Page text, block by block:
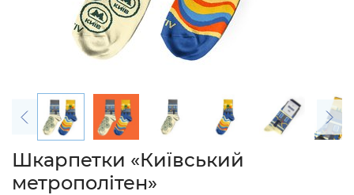
Шкарпетки «Київський
метрополітен»